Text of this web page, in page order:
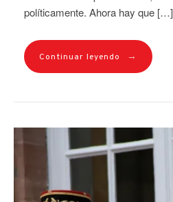
políticamente. Ahora hay que […]
Continuar leyendo →